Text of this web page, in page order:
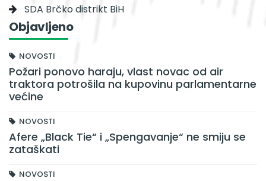
SDA Brčko distrikt BiH
Objavljeno
NOVOSTI
Požari ponovo haraju, vlast novac od air
traktora potrošila na kupovinu parlamentarne
većine
NOVOSTI
Afere „Black Tie“ i „Spengavanje“ ne smiju se
zataškati
NOVOSTI